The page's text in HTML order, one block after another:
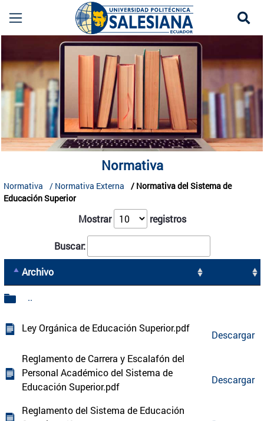
Normativa UPS | Reglamentos y Políticas
Normativa
Normativa Normativa Externa
Normativa del Sistema de
Educación Superior
Mostrar registros
Buscar:
Archivo
..
Ley Orgánica de Educación Superior.pdf
Descargar
Reglamento de Carrera y Escalafón del
Personal Académico del Sistema de
Educación Superior.pdf
Descargar
Reglamento del Sistema de Educación